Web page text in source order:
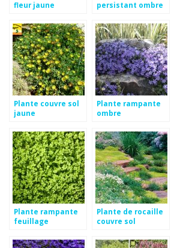
fleur jaune persistant ombre
Plante couvre sol
jaune
Plante rampante
ombre
Plante rampante
feuillage
Plante de rocaille
couvre sol